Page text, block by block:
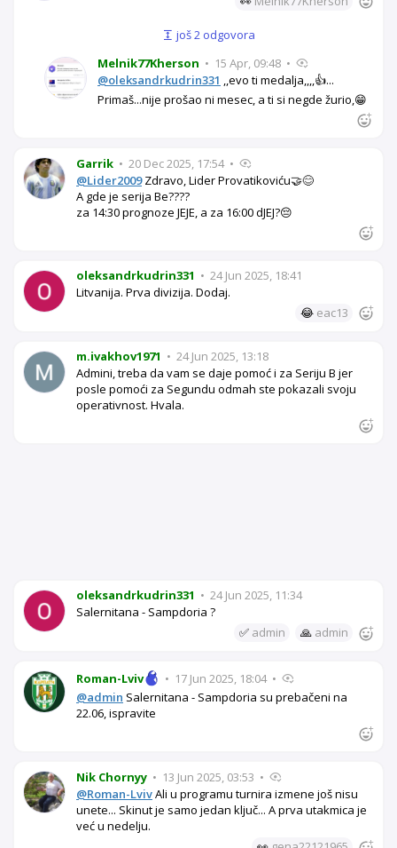
još 2 odgovora
Melnik77Kherson • 15 Apr, 09:48 •
@oleksandrkudrin331
,,evo ti medalja,,,,👍...
Primaš...nije prošao ni mesec, a ti si negde žurio,😁
Garrik • 20 Dec 2025, 17:54 •
@Lider2009Zdravo, Lider Provatikoviću🤝😊
A gde je serija Be????
za 14:30 prognoze JEJE, a za 16:00 dJEJ?😔
oleksandrkudrin331 • 24 Jun 2025, 18:41
Litvanija. Prva divizija. Dodaj.
😂 eac13
m.ivakhov1971 • 24 Jun 2025, 13:18
Admini, treba da vam se daje pomoć i za Seriju B jer
posle pomoći za Segundu odmah ste pokazali svoju
operativnost. Hvala.
oleksandrkudrin331 • 24 Jun 2025, 11:34
Salernitana - Sampdoria ?
✅ admin 🙏 admin
Roman-Lviv • 17 Jun 2025, 18:04 •
@admin Salernitana - Sampdoria su prebačeni na
22.06, ispravite
Nik Chornyy • 13 Jun 2025, 03:53 •
@Roman-LvivAli u programu turnira izmene još nisu
unete... Skinut je samo jedan ključ... A prva utakmica je
već u nedelju.